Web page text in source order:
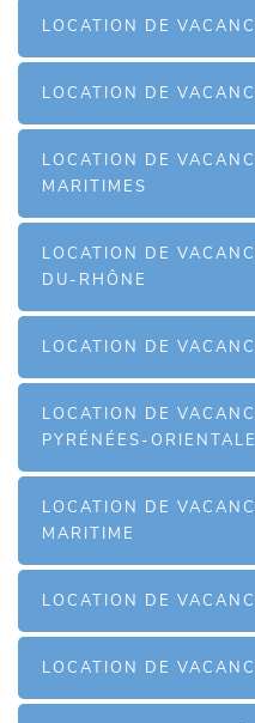
LOCATION DE
LOCATION DE
LOCATION DE
MARITIMES
LOCATION DE
DU-RHÔNE
LOCATION DE
LOCATION DE
PYRÉNÉES-
LOCATION DE
MARITIME
LOCATION DE
LOCATION DE